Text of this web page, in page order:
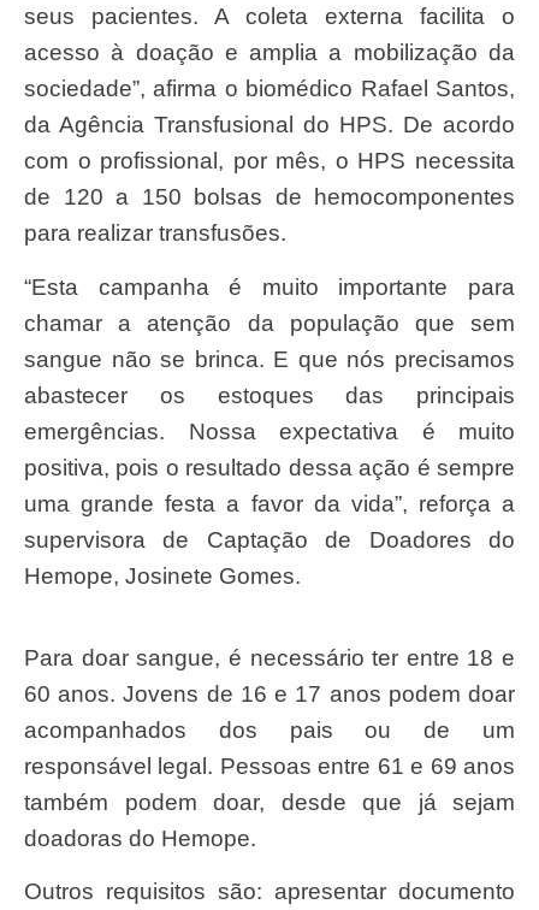
seus pacientes. A coleta externa facilita o
acesso à doação e amplia a mobilização da
sociedade”, afirma o biomédico Rafael Santos,
da Agência Transfusional do HPS. De acordo
com o profissional, por mês, o HPS necessita
de 120 a 150 bolsas de hemocomponentes
para realizar transfusões.
“Esta campanha é muito importante para
chamar a atenção da população que sem
sangue não se brinca. E que nós precisamos
abastecer os estoques das principais
emergências. Nossa expectativa é muito
positiva, pois o resultado dessa ação é sempre
uma grande festa a favor da vida”, reforça a
supervisora de Captação de Doadores do
Hemope, Josinete Gomes.
Para doar sangue, é necessário ter entre 18 e
60 anos. Jovens de 16 e 17 anos podem doar
acompanhados dos pais ou de um
responsável legal. Pessoas entre 61 e 69 anos
também podem doar, desde que já sejam
doadoras do Hemope.
Outros requisitos são: apresentar documento